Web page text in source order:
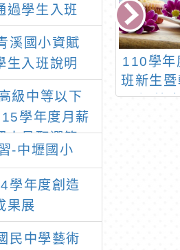
過學生入班
溪國小資賦
生入班說明
級中等以下
學年度月薪
人員甄選簡
-中壢國小
學年度創造
果展
民中學藝術
園區東門國民
學年度「月薪
生助理人員」
審查通過人員
110學年
班新生
選簡